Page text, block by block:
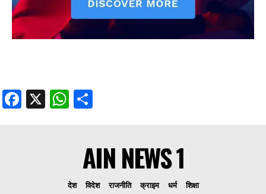
Facebook
X WhatsApp
AIN NEWS 1
देश विदेश राजनीति क्राइम धर्म शिक्षा